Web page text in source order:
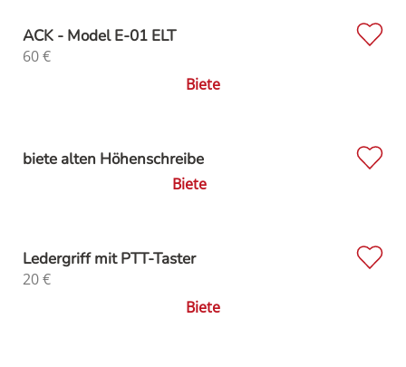
ACK - Model E-01 ELT
60€
Biete
biete alten Höhenschreibe
Biete
Ledergriff mit PTT-Taster
20€
Biete